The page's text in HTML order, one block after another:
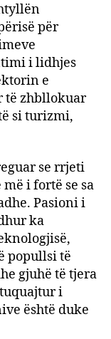
për
i lidhjes
e
të zhbllokuar
si turizmi,
se rrjeti
i fortë se sa
Pasioni i
ka
popullsi të
gjuhë të tjera
i
është duke